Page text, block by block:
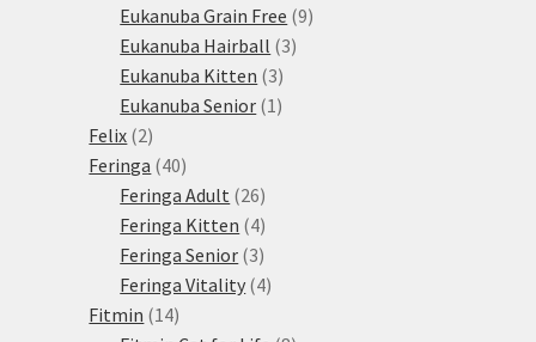
produktů
Eukanuba Grain Free 99
Eukanuba Hairball 33
Eukanuba Kitten 33
produkty
Eukanuba Senior 1 1
Felix 22
produkty
Feringa 4040
produktů
Feringa Adult 2626
produktů
Feringa Kitten 44
produkty
Feringa Senior 33
produkty
Feringa Vitality 44
Fitmin 1414